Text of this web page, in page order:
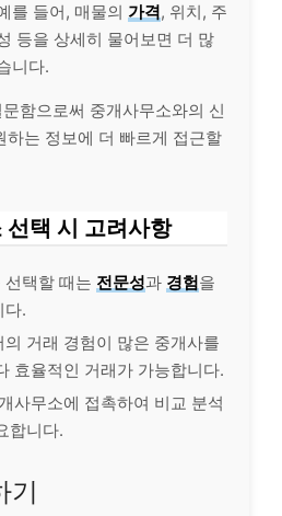
를 들어, 매물의 가격, 위치, 주
등을 상세히 물어보면 더 많
니다.
함으로써 중개사무소와의 신
하는 정보에 더 빠르게 접근할
택 시 고려사항
선택할 때는 전문성과 경험을
다.
거래 경험이 많은 중개사를
효율적인 거래가 가능합니다.
사무소에 접촉하여 비교 분석
합니다.
기